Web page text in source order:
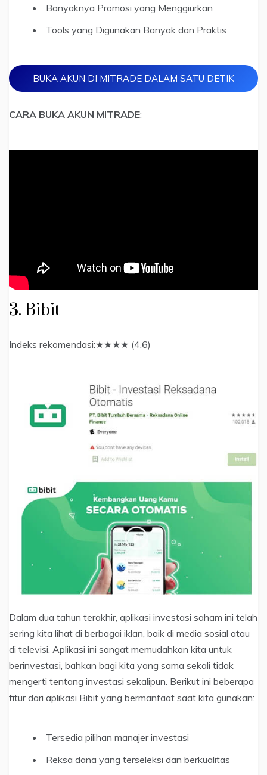
Banyaknya Promosi yang Menggiurkan
Tools yang Digunakan Banyak dan Praktis
BUKA AKUN DI MITRADE DALAM SATU DETIK
CARA BUKA AKUN MITRADE:
3. Bibit
Indeks rekomendasi:★★★★ (4.6)
Dalam dua tahun terakhir, aplikasi investasi saham ini telah
sering kita lihat di berbagai iklan, baik di media sosial atau
di televisi. Aplikasi ini sangat memudahkan kita untuk
berinvestasi, bahkan bagi kita yang sama sekali tidak
mengerti tentang investasi sekalipun. Berikut ini beberapa
fitur dari aplikasi Bibit yang bermanfaat saat kita gunakan:
Tersedia pilihan manajer investasi
Reksa dana yang terseleksi dan berkualitas